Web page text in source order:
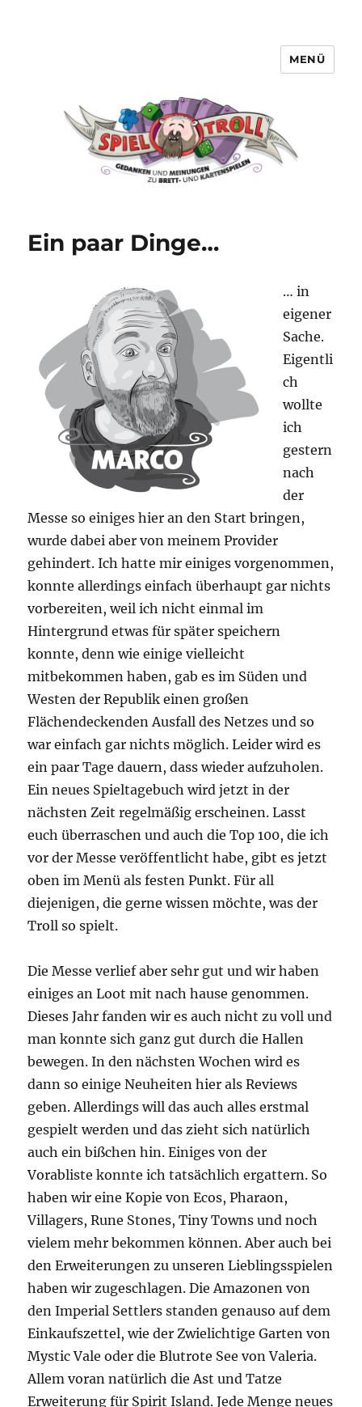
MENÜ
Ein paar Dinge…
… in
eigener
Sache.
Eigentli
ch
wollte
ich
gestern
nach
der
Messe so einiges hier an den Start bringen,
wurde dabei aber von meinem Provider
gehindert. Ich hatte mir einiges vorgenommen,
konnte allerdings einfach überhaupt gar nichts
vorbereiten, weil ich nicht einmal im
Hintergrund etwas für später speichern
konnte, denn wie einige vielleicht
mitbekommen haben, gab es im Süden und
Westen der Republik einen großen
Flächendeckenden Ausfall des Netzes und so
war einfach gar nichts möglich. Leider wird es
ein paar Tage dauern, dass wieder aufzuholen.
Ein neues Spieltagebuch wird jetzt in der
nächsten Zeit regelmäßig erscheinen. Lasst
euch überraschen und auch die Top 100, die ich
vor der Messe veröffentlicht habe, gibt es jetzt
oben im Menü als festen Punkt. Für all
diejenigen, die gerne wissen möchte, was der
Troll so spielt.
Die Messe verlief aber sehr gut und wir haben
einiges an Loot mit nach hause genommen.
Dieses Jahr fanden wir es auch nicht zu voll und
man konnte sich ganz gut durch die Hallen
bewegen. In den nächsten Wochen wird es
dann so einige Neuheiten hier als Reviews
geben. Allerdings will das auch alles erstmal
gespielt werden und das zieht sich natürlich
auch ein bißchen hin. Einiges von der
Vorabliste konnte ich tatsächlich ergattern. So
haben wir eine Kopie von Ecos, Pharaon,
Villagers, Rune Stones, Tiny Towns und noch
vielem mehr bekommen können. Aber auch bei
den Erweiterungen zu unseren Lieblingsspielen
haben wir zugeschlagen. Die Amazonen von
den Imperial Settlers standen genauso auf dem
Einkaufszettel, wie der Zwielichtige Garten von
Mystic Vale oder die Blutrote See von Valeria.
Allem voran natürlich die Ast und Tatze
Erweiterung für Spirit Island. Jede Menge neues